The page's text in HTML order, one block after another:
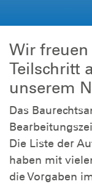
Wir
Teilschritt
unserem
Das
Die Liste der
haben mit
die Vorgaben